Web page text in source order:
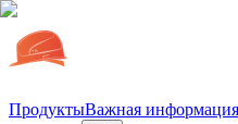
ПродуктыВажная информация